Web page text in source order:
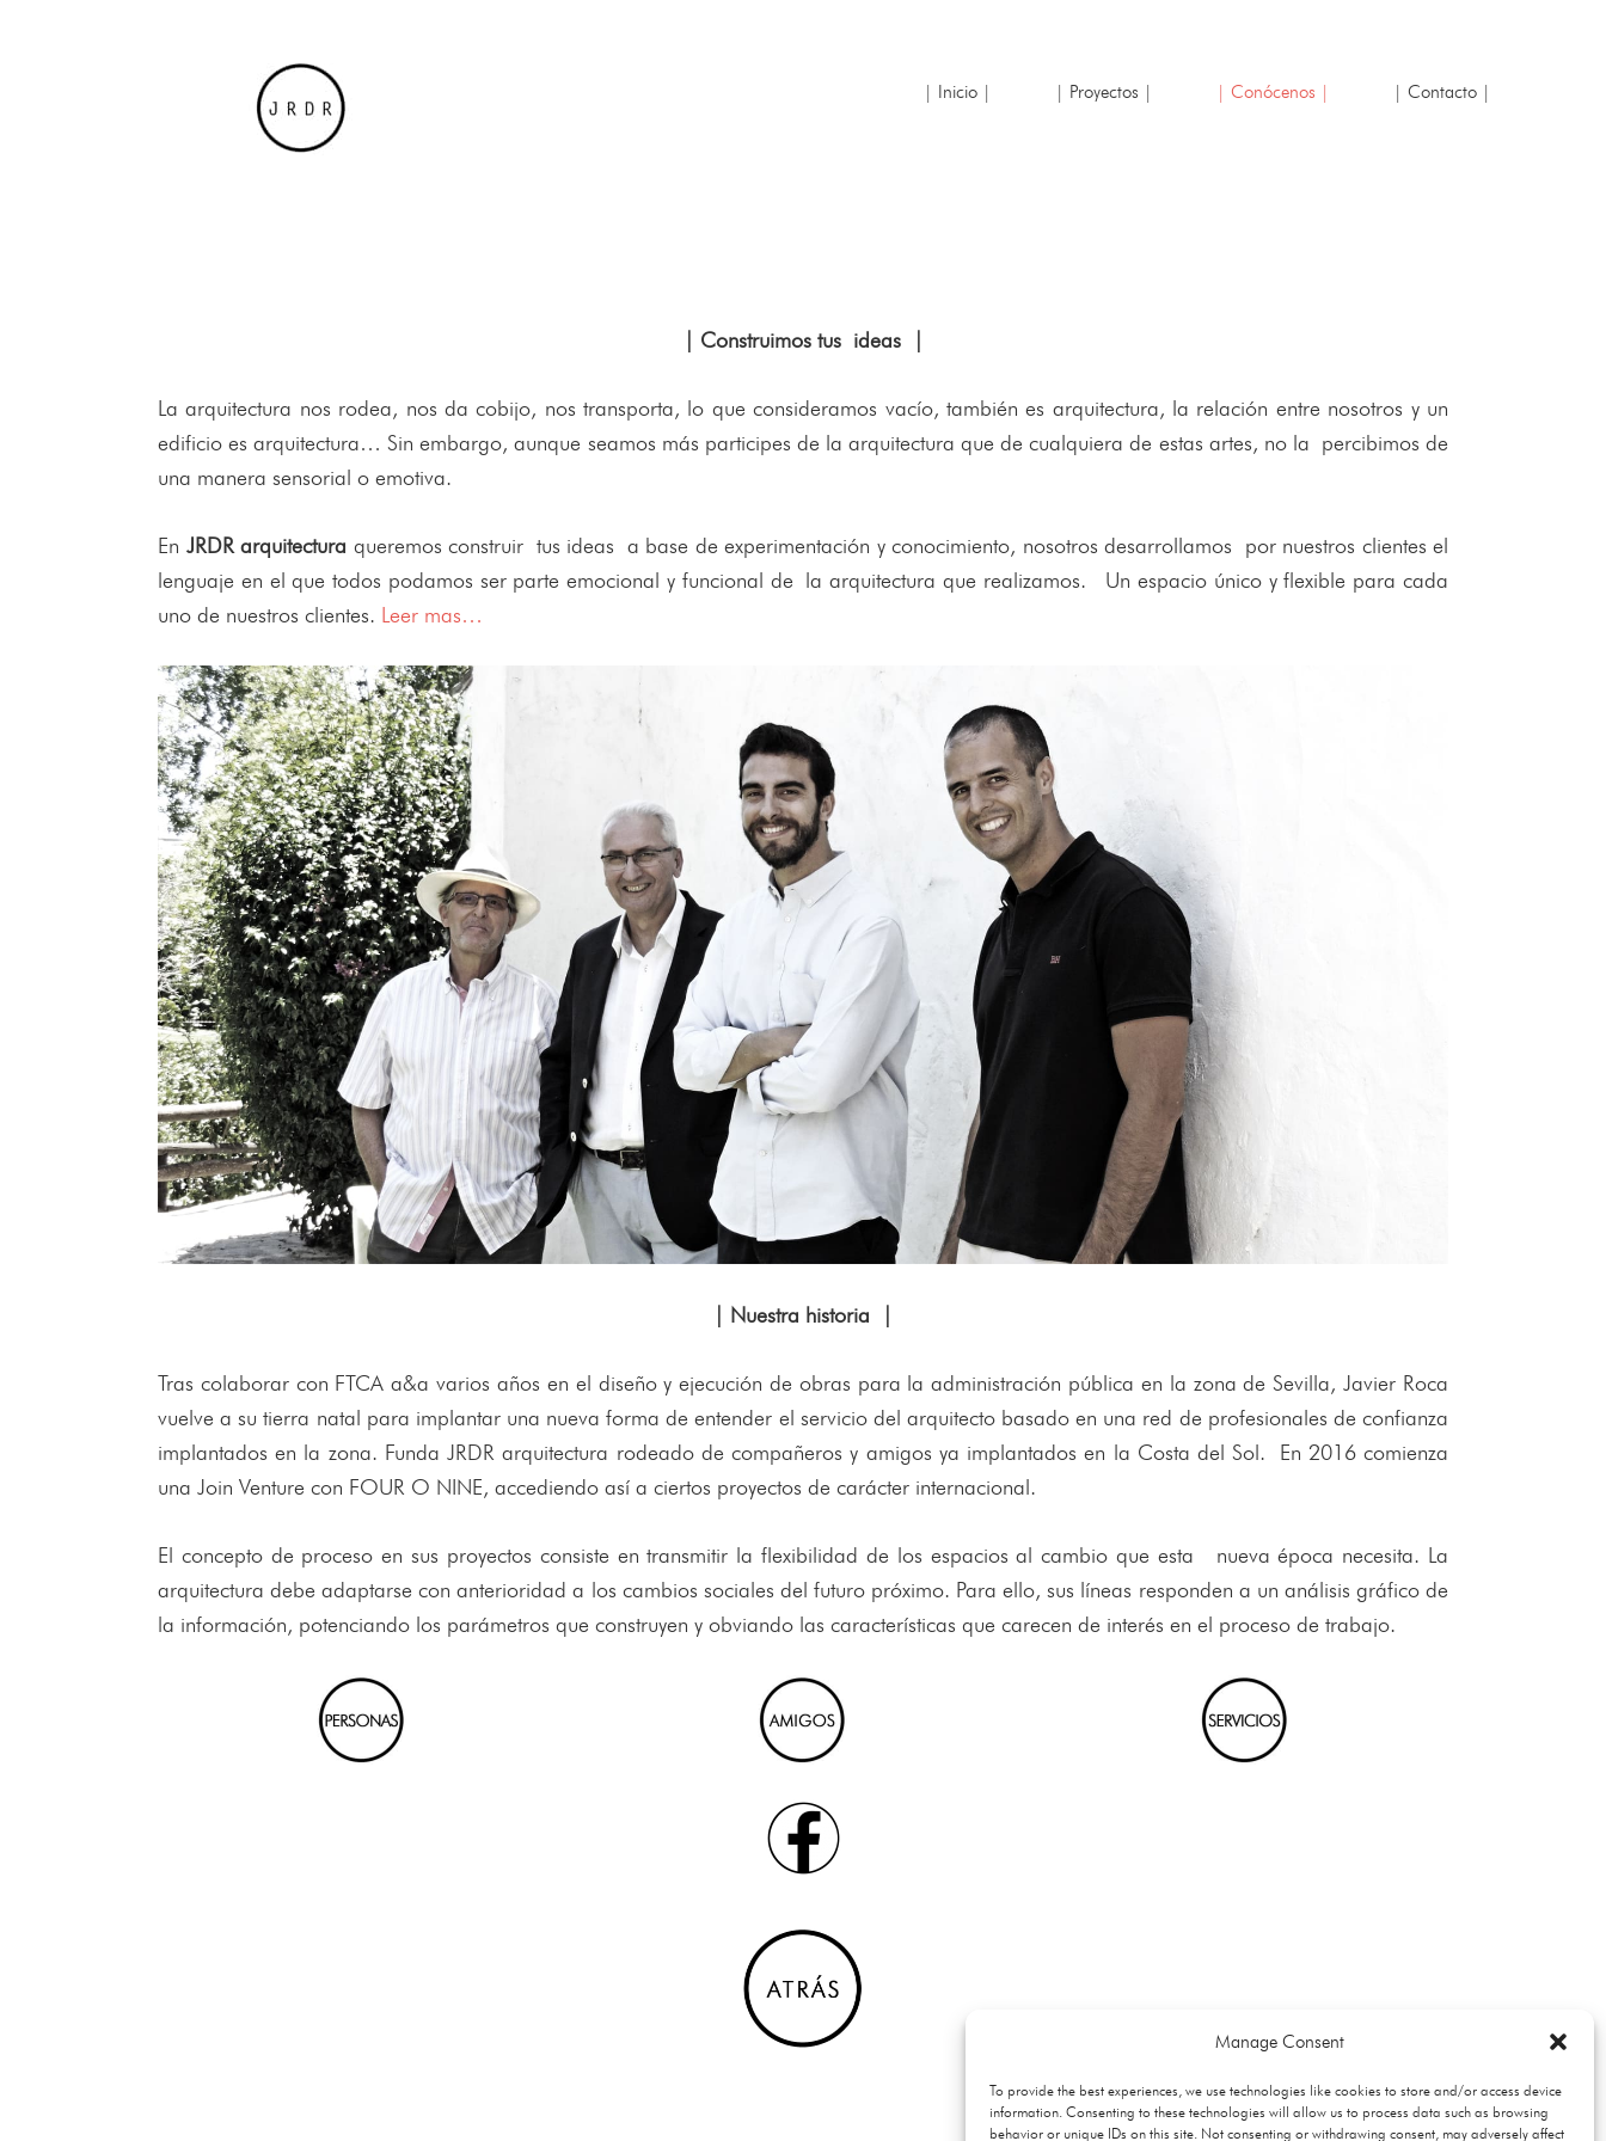
Manage Consent
To provide the best experiences, we use technologies like cookies to store and/or access device
information. Consenting to these technologies will allow us to process data such as browsing
behavior or unique IDs on this site. Not consenting or withdrawing consent, may adversely affect
| Inicio | | Proyectos | | Conócenos | | Contacto |
| Construimos tus ideas |
La arquitectura nos rodea, nos da cobijo, nos transporta, lo que consideramos vacío, también es arquitectura, la relación entre nosotros y un
edificio es arquitectura… Sin embargo, aunque seamos más participes de la arquitectura que de cualquiera de estas artes, no la percibimos de
una manera sensorial o emotiva.
En JRDR arquitectura queremos construir tus ideas a base de experimentación y conocimiento, nosotros desarrollamos por nuestros clientes el
lenguaje en el que todos podamos ser parte emocional y funcional de la arquitectura que realizamos. Un espacio único y flexible para cada
uno de nuestros clientes. Leer mas…
| Nuestra historia |
Tras colaborar con FTCA a&a varios años en el diseño y ejecución de obras para la administración pública en la zona de Sevilla, Javier Roca
vuelve a su tierra natal para implantar una nueva forma de entender el servicio del arquitecto basado en una red de profesionales de confianza
implantados en la zona. Funda JRDR arquitectura rodeado de compañeros y amigos ya implantados en la Costa del Sol. En 2016 comienza
una Join Venture con FOUR O NINE, accediendo así a ciertos proyectos de carácter internacional.
El concepto de proceso en sus proyectos consiste en transmitir la flexibilidad de los espacios al cambio que esta nueva época necesita. La
arquitectura debe adaptarse con anterioridad a los cambios sociales del futuro próximo. Para ello, sus líneas responden a un análisis gráfico de
la información, potenciando los parámetros que construyen y obviando las características que carecen de interés en el proceso de trabajo.